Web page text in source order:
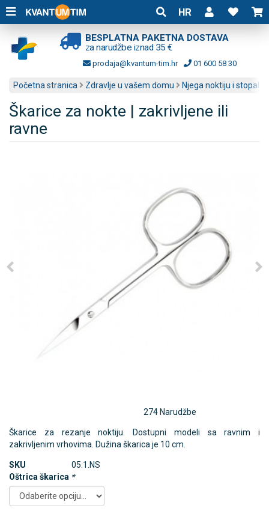
HR
BESPLATNA PAKETNA DOSTAVA
za narudžbe iznad 35 €
prodaja@kvantum-tim.hr 01 600 58 30
Početna stranica Zdravlje u vašem domu Njega noktiju i stopala
Škarice za nokte | zakrivljene ili
ravne
274 Narudžbe
Škarice za rezanje noktiju. Dostupni modeli sa ravnim i
zakrivljenim vrhovima. Dužina škarica je 10 cm.
SKU
05.1.NS
Oštrica škarica *